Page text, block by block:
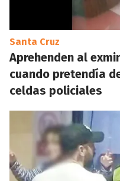
Santa Cruz
Aprehenden al
cuando pretendía
celdas policiales